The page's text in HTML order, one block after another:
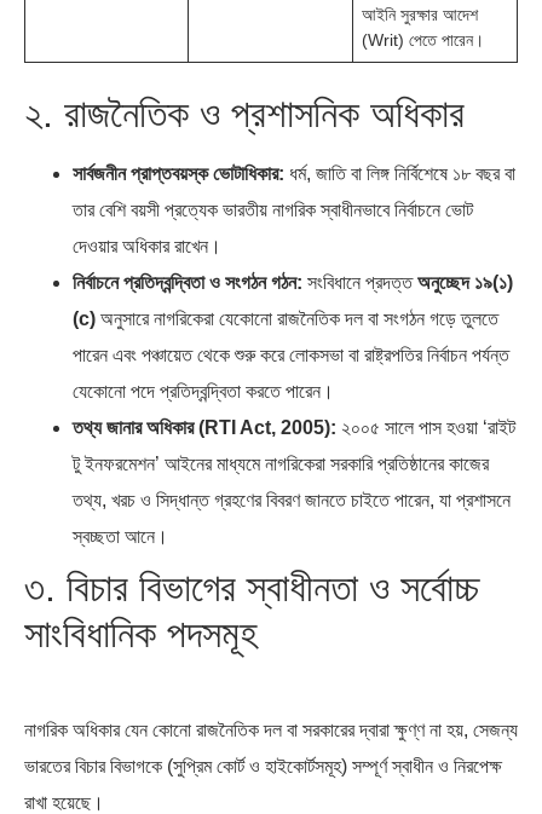
আইনি সুরক্ষার আদেশ
(Writ) পেতে পারেন।
২. রাজনৈতিক ও প্রশাসনিক অধিকার
সার্বজনীন প্রাপ্তবয়স্ক ভোটাধিকার: ধর্ম, জাতি বা লিঙ্গ নির্বিশেষে ১৮ বছর বা
তার বেশি বয়সী প্রত্যেক ভারতীয় নাগরিক স্বাধীনভাবে নির্বাচনে ভোট
দেওয়ার অধিকার রাখেন।
নির্বাচনে প্রতিদ্বন্দ্বিতা ও সংগঠন গঠন: সংবিধানে প্রদত্তঅনুচ্ছেদ ১৯(১)
(c) অনুসারে নাগরিকেরা যেকোনো রাজনৈতিক দল বা সংগঠন গড়ে তুলতে
পারেন এবং পঞ্চায়েত থেকে শুরু করে লোকসভা বা রাষ্ট্রপতির নির্বাচন পর্যন্ত
যেকোনো পদে প্রতিদ্বন্দ্বিতা করতে পারেন।
তথ্য জানার অধিকার (RTI Act, 2005): ২০০৫ সালে পাস হওয়া ‘রাইট
টু ইনফরমেশন’ আইনের মাধ্যমে নাগরিকেরা সরকারি প্রতিষ্ঠানের কাজের
তথ্য, খরচ ও সিদ্ধান্ত গ্রহণের বিবরণ জানতে চাইতে পারেন, যা প্রশাসনে
স্বচ্ছতা আনে।
৩. বিচার বিভাগের স্বাধীনতা ও সর্বোচ্চ
সাংবিধানিক পদসমূহ
নাগরিক অধিকার যেন কোনো রাজনৈতিক দল বা সরকারের দ্বারা ক্ষুণ্ণ না হয়, সেজন্য
ভারতের বিচার বিভাগকে (সুপ্রিম কোর্ট ও হাইকোর্টসমূহ) সম্পূর্ণ স্বাধীন ও নিরপেক্ষ
রাখা হয়েছে।